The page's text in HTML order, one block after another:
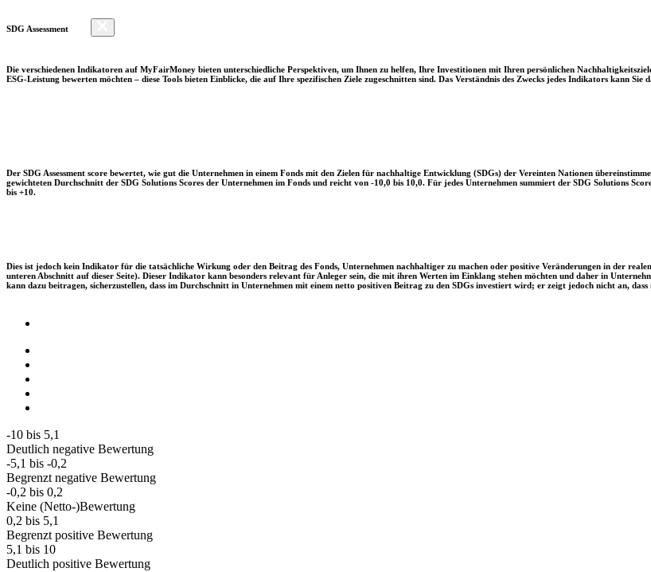
SDG Assessment
Die verschiedenen Indikatoren auf MyFairMoney bieten unterschiedliche Perspektiven, um Ihnen zu helfen, Ihre Investitionen mit Ihren persönlichen
ESG-Leistung bewerten möchten – diese Tools bieten Einblicke, die auf Ihre spezifischen Ziele zugeschnitten sind. Das Verständnis des Zwecks jedes Indikators kann
Der SDG Assessment score bewertet, wie gut die Unternehmen in einem Fonds mit den Zielen für nachhaltige Entwicklung (SDGs) der Vereinten Nationen
gewichteten Durchschnitt der SDG Solutions Scores der Unternehmen im Fonds und reicht von -10,0 bis 10,0. Für jedes Unternehmen summiert der SDG Solutions
bis +10.
Dies ist jedoch kein Indikator für die tatsächliche Wirkung oder den Beitrag des Fonds, Unternehmen nachhaltiger zu machen oder positive Veränderungen in der
unteren Abschnitt auf dieser Seite). Dieser Indikator kann besonders relevant für Anleger sein, die mit ihren Werten im Einklang stehen möchten und daher in
kann dazu beitragen, sicherzustellen, dass im Durchschnitt in Unternehmen mit einem netto positiven Beitrag zu den SDGs investiert wird; er zeigt jedoch nicht an,
-10 bis 5,1
Deutlich negative Bewertung
-5,1 bis -0,2
Begrenzt negative Bewertung
-0,2 bis 0,2
Keine (Netto-)Bewertung
0,2 bis 5,1
Begrenzt positive Bewertung
5,1 bis 10
Deutlich positive Bewertung